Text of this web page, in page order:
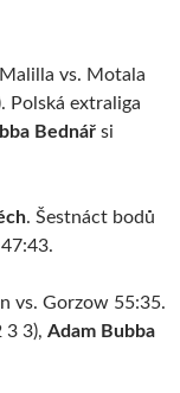
vs. Motala
Polská extraliga
Bednář si
. Šestnáct bodů
vs. Gorzow 55:35.
3 3), Adam Bubba